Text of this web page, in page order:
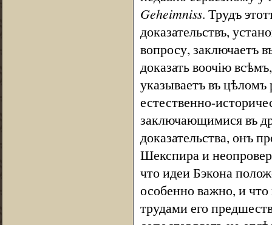
Geheimniss. Трудъ
доказательствъ,
вопросу, заключаетъ
доказать воочію
указываетъ въ
естественно-
заключающимися въ
доказательства, онъ
Шекспира и
что идеи Бэкона
особенно важно, и
трудами его